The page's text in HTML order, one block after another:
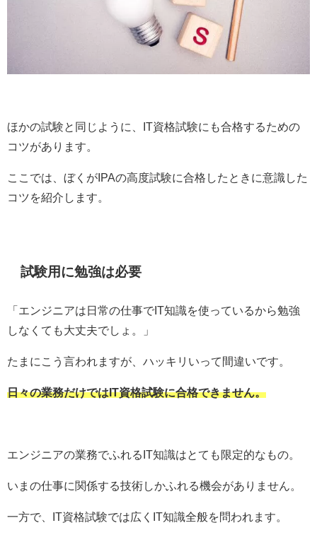
ほかの試験と同じように、IT資格試験にも合格するための
コツがあります。
ここでは、ぼくがIPAの高度試験に合格したときに意識した
コツを紹介します。
試験用に勉強は必要
「エンジニアは日常の仕事でIT知識を使っているから勉強
しなくても大丈夫でしょ。」
たまにこう言われますが、ハッキリいって間違いです。
日々の業務だけではIT資格試験に合格できません。
エンジニアの業務でふれるIT知識はとても限定的なもの。
いまの仕事に関係する技術しかふれる機会がありません。
一方で、IT資格試験では広くIT知識全般を問われます。